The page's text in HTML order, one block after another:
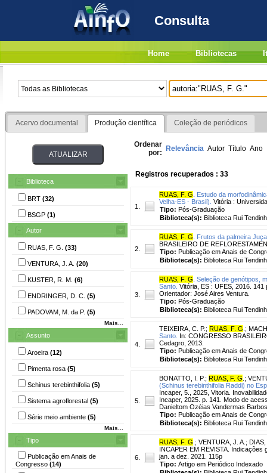
Consulta
Home Bibliotecas
Acervo documental Produção científica Coleção de periódicos
Biblioteca
BRT (32)
BSGP (1)
Autor
RUAS, F. G. (33)
VENTURA, J. A. (20)
KUSTER, R. M. (6)
ENDRINGER, D. C. (5)
PADOVAM, M. da P. (5)
Mais...
Assunto
Aroeira (12)
Pimenta rosa (5)
Schinus terebinthifolia (5)
Sistema agroflorestal (5)
Série meio ambiente (5)
Mais...
Tipo
Publicação em Anais de
Congresso (14)
Ordenar
por: Relevância Autor Título Ano
Registros recuperados : 33
1.
RUAS, F. G
Estudo da
Velha-ES - Brasil). Vitória :
Tipo: Pós-Graduação
Biblioteca(s): Biblioteca Rui
2.
RUAS, F. G
Frutos da palmeira
BRASILEIRO DE
Tipo: Publicação em Anais de
Biblioteca(s): Biblioteca Rui
3.
RUAS, F. G Seleção de genótipos,
Santo. Vitória, ES : UFES, 2016.
Orientador: José Aires Ventura.
Tipo: Pós-Graduação
Biblioteca(s): Biblioteca Rui
4.
TEIXEIRA, C. P. ; RUAS, F. G ;
Santo. In: CONGRESSO
Cedagro, 2013.
Tipo: Publicação em Anais de
Biblioteca(s): Biblioteca Rui
5.
BONATTO, I. P. ; RUAS, F. G ;
(Schinus terebinthifolia Raddi) no
Incaper, 5., 2025, Vitoria.
Incaper, 2025. p. 141. Modo de
Danieltom Ozéias Vandermas
Tipo: Publicação em Anais de
Biblioteca(s): Biblioteca Rui
6.
RUAS, F. G ; VENTURA, J. A. ;
INCAPER EM REVISTA.
jan. a dez. 2021. 115p
Tipo: Artigo em Periódico Indexado